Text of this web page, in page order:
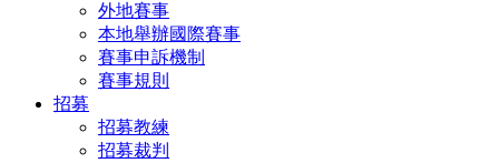
外地賽事
本地舉辦國際賽事
賽事申訴機制
賽事規則
招募
招募教練
招募裁判